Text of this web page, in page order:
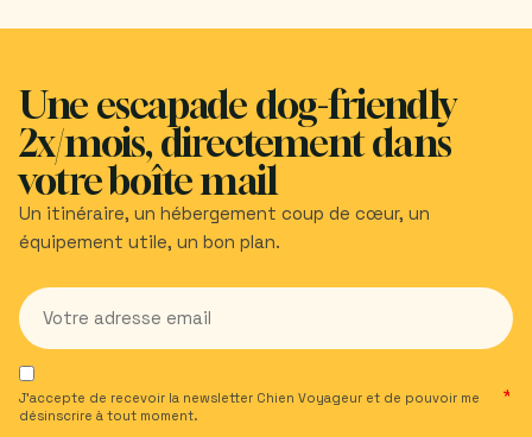
Une escapade dog-friendly
2x/mois, directement dans
votre boîte mail
Un itinéraire, un hébergement coup de cœur, un
équipement utile, un bon plan.
J’accepte de recevoir la newsletter Chien Voyageur et de pouvoir me
désinscrire à tout moment.